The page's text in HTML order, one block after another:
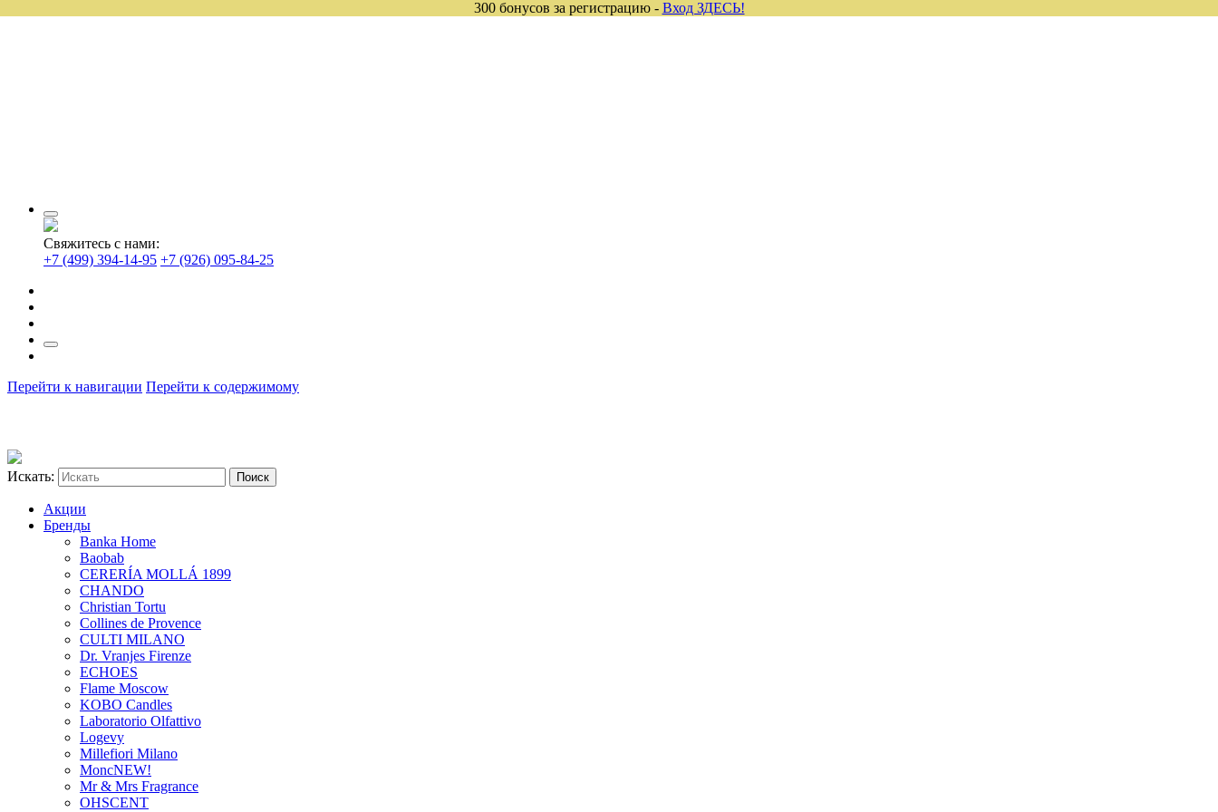
Свяжитесь с нами:
+7 (499) 394-14-95 +7 (926) 095-84-25
Перейти к навигации Перейти к содержимому
Искать:
Акции
Бренды
Banka Home
Baobab
CERERÍA MOLLÁ 1899
CHANDO
Christian Tortu
Collines de Provence
CULTI MILANO
Dr. Vranjes Firenze
ECHOES
Flame Moscow
KOBO Candles
Laboratorio Olfattivo
Logevy
Millefiori Milano
MoncNEW!
Mr & Mrs Fragrance
OHSCENT
300 бонусов за регистрацию - Вход ЗДЕСЬ!